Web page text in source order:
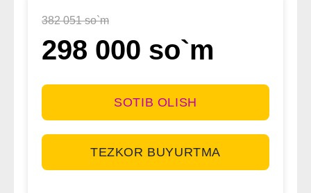
382 051 so`m
298 000 so`m
SOTIB OLISH
TEZKOR BUYURTMA